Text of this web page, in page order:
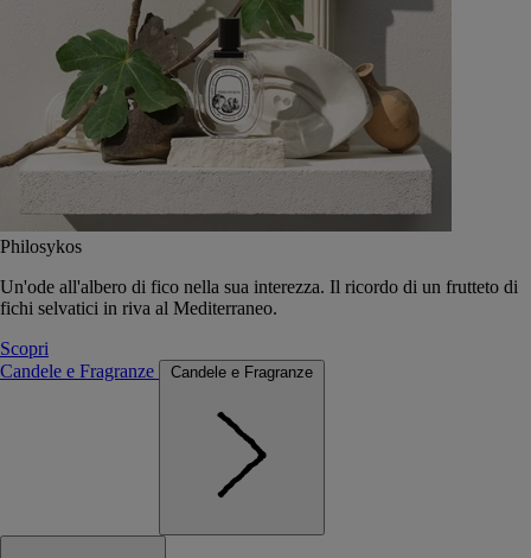
Philosykos
Un'ode all'albero di fico nella sua interezza. Il ricordo di un frutteto di
fichi selvatici in riva al Mediterraneo.
Scopri
Candele e Fragranze
Candele e Fragranze